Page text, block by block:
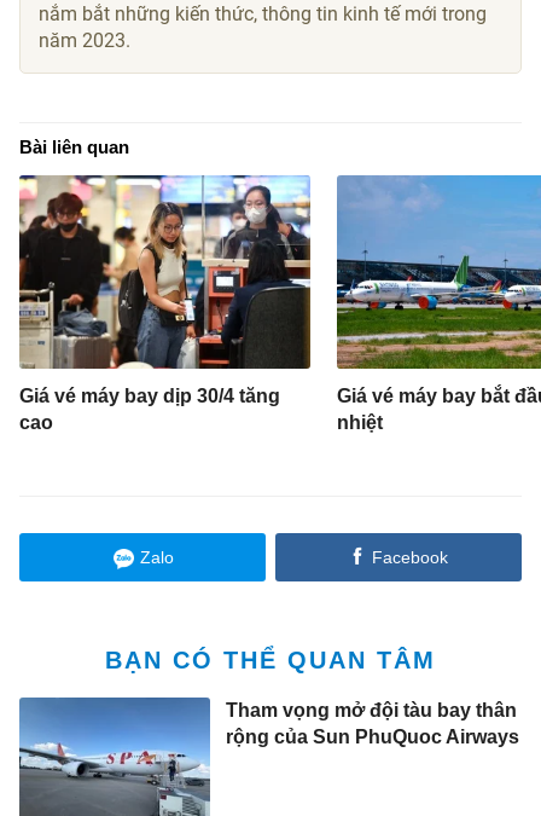
nắm bắt những kiến thức, thông tin kinh tế mới trong
năm 2023.
Bài liên quan
Giá vé máy bay dịp 30/4 tăng
cao
Giá vé máy bay bắt
nhiệt
Zalo Facebook
BẠN CÓ THỂ QUAN TÂM
Tham vọng mở đội tàu bay thân
rộng của Sun PhuQuoc Airways